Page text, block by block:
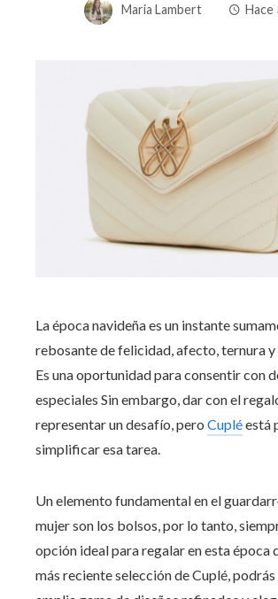
Maria Lambert Hace
La época navideña es un instante
rebosante de felicidad, afecto, ternura y
Es una oportunidad para consentir con
especiales Sin embargo, dar con el
representar un desafío, pero Cupléestá
simplificar esa tarea.
Un elemento fundamental en el
mujer son los bolsos, por lo tanto,
opción ideal para regalar en esta época
más reciente selección de Cuplé,